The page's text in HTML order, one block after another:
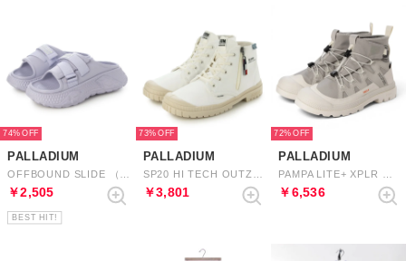
74%
PALLADIUM
￥2,505
BEST HIT!
73%
PALLADIUM
￥3,801
72%
PALLADIUM
￥6,536